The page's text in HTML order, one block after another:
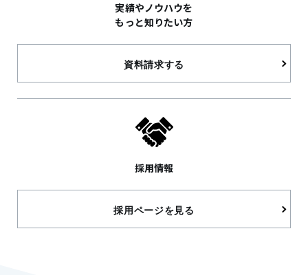
実績やノウハウを
もっと知りたい方
資料請求する
採用情報
採用ページを見る